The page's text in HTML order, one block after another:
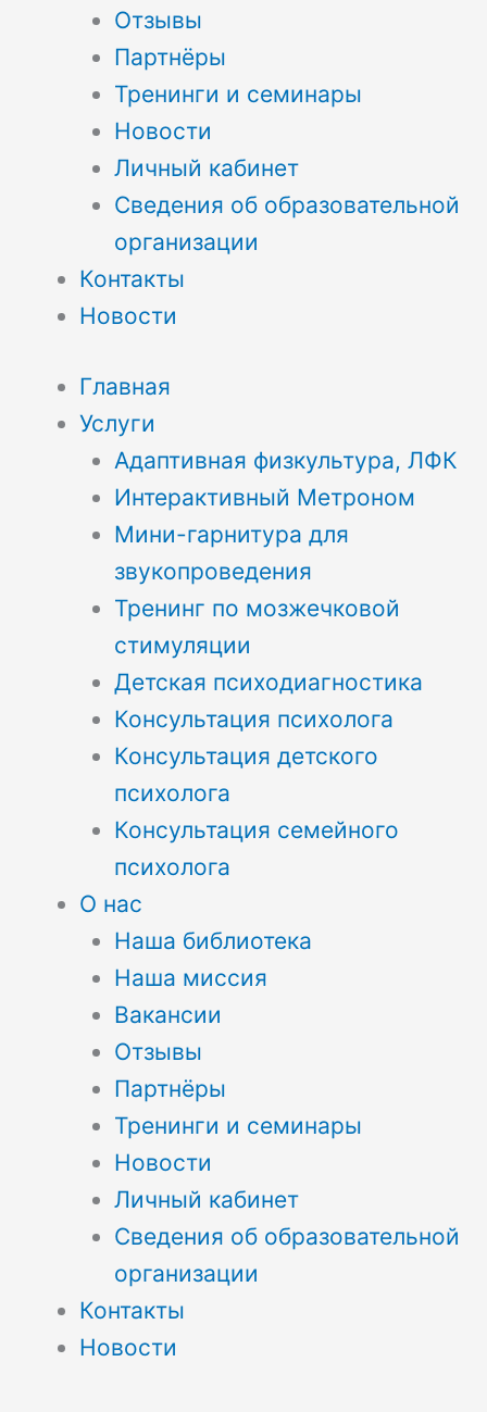
Отзывы
Партнёры
Тренинги и семинары
Новости
Личный кабинет
Сведения об образовательной
организации
Контакты
Новости
Главная
Услуги
Адаптивная физкультура, ЛФК
Интерактивный Метроном
Мини-гарнитура для
звукопроведения
Тренинг по мозжечковой
стимуляции
Детская психодиагностика
Консультация психолога
Консультация детского
психолога
Консультация семейного
психолога
О нас
Наша библиотека
Наша миссия
Вакансии
Отзывы
Партнёры
Тренинги и семинары
Новости
Личный кабинет
Сведения об образовательной
организации
Контакты
Новости